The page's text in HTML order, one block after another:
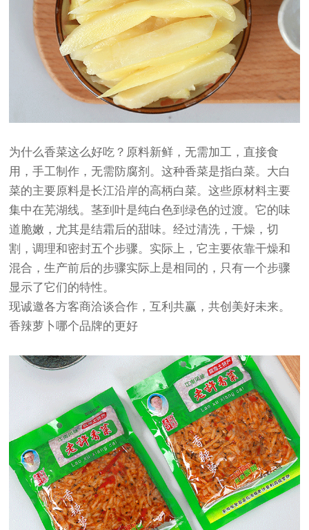
为什么香菜这么好吃？原料新鲜，无需加工，直接食
用，手工制作，无需防腐剂。这种香菜是指白菜。大白
菜的主要原料是长江沿岸的高柄白菜。这些原材料主要
集中在芜湖线。茎到叶是纯白色到绿色的过渡。它的味
道脆嫩，尤其是结霜后的甜味。经过清洗，干燥，切
割，调理和密封五个步骤。实际上，它主要依靠干燥和
混合，生产前后的步骤实际上是相同的，只有一个步骤
显示了它们的特性。
现诚邀各方客商洽谈合作，互利共赢，共创美好未来。
香辣萝卜哪个品牌的更好